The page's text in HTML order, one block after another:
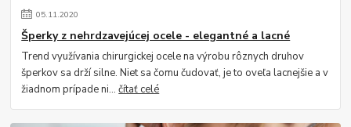
05.11.2020
Šperky z nehrdzavejúcej ocele - elegantné a lacné
Trend využívania chirurgickej ocele na výrobu rôznych druhov
šperkov sa drží silne. Niet sa čomu čudovať, je to oveľa lacnejšie a v
žiadnom prípade ni...čítať celé